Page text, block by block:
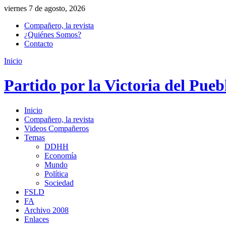
viernes 7 de agosto, 2026
Compañero, la revista
¿Quiénes Somos?
Contacto
Inicio
Partido por la Victoria del
Inicio
Compañero, la revista
Videos Compañeros
Temas
DDHH
Economía
Mundo
Política
Sociedad
FSLD
FA
Archivo 2008
Enlaces